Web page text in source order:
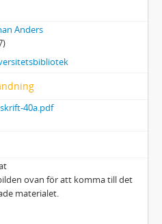
Anders
40a.pdf
ovan för att komma till det
materialet.